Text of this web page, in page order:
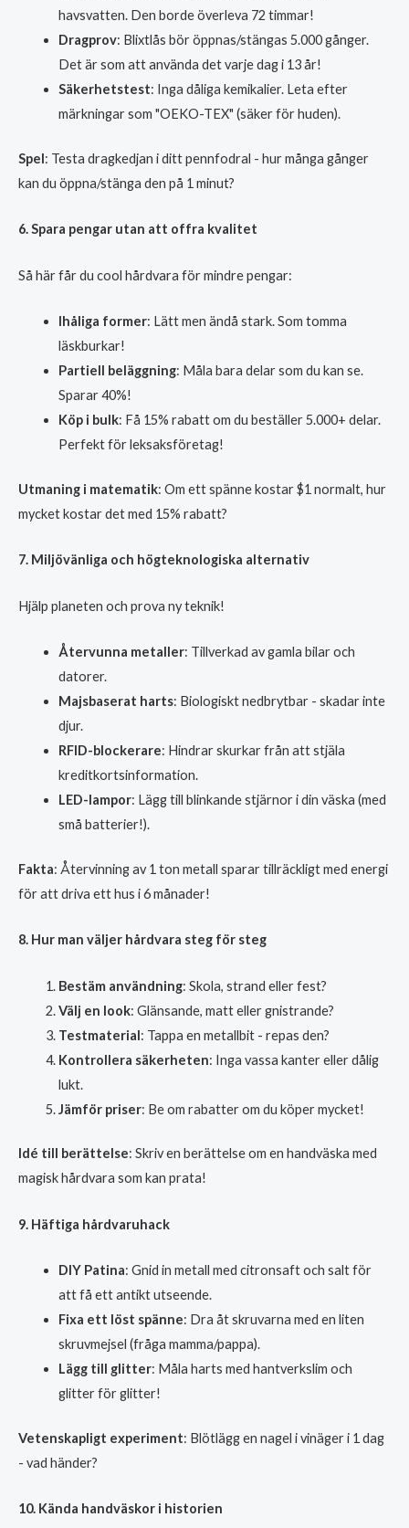
havsvatten. Den borde överleva 72 timmar!
Dragprov: Blixtlås bör öppnas/stängas 5.000 gånger.
Det är som att använda det varje dag i 13 år!
Säkerhetstest: Inga dåliga kemikalier. Leta efter
märkningar som "OEKO-TEX" (säker för huden).
Spel: Testa dragkedjan i ditt pennfodral - hur många gånger
kan du öppna/stänga den på 1 minut?
6. Spara pengar utan att offra kvalitet
Så här får du cool hårdvara för mindre pengar:
Ihåliga former: Lätt men ändå stark. Som tomma
läskburkar!
Partiell beläggning: Måla bara delar som du kan se.
Sparar 40%!
Köp i bulk: Få 15% rabatt om du beställer 5.000+ delar.
Perfekt för leksaksföretag!
Utmaning i matematik: Om ett spänne kostar $1 normalt, hur
mycket kostar det med 15% rabatt?
7. Miljövänliga och högteknologiska alternativ
Hjälp planeten och prova ny teknik!
Återvunna metaller: Tillverkad av gamla bilar och
datorer.
Majsbaserat harts: Biologiskt nedbrytbar - skadar inte
djur.
RFID-blockerare: Hindrar skurkar från att stjäla
kreditkortsinformation.
LED-lampor: Lägg till blinkande stjärnor i din väska (med
små batterier!).
Fakta: Återvinning av 1 ton metall sparar tillräckligt med energi
för att driva ett hus i 6 månader!
8. Hur man väljer hårdvara steg för steg
Bestäm användning: Skola, strand eller fest?
Välj en look: Glänsande, matt eller gnistrande?
Testmaterial: Tappa en metallbit - repas den?
Kontrollera säkerheten: Inga vassa kanter eller dålig
lukt.
Jämför priser: Be om rabatter om du köper mycket!
Idé till berättelse: Skriv en berättelse om en handväska med
magisk hårdvara som kan prata!
9. Häftiga hårdvaruhack
DIY Patina: Gnid in metall med citronsaft och salt för
att få ett antikt utseende.
Fixa ett löst spänne: Dra åt skruvarna med en liten
skruvmejsel (fråga mamma/pappa).
Lägg till glitter: Måla harts med hantverkslim och
glitter för glitter!
Vetenskapligt experiment: Blötlägg en nagel i vinäger i 1 dag
- vad händer?
10. Kända handväskor i historien